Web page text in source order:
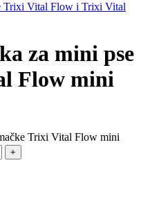
Trixi Vital Flow i Trixi Vital
za mini pse
Flow mini
Trixi Vital Flow mini